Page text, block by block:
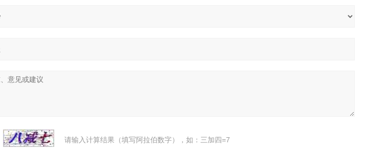
请输入计算结果（填写阿拉伯数字），如：三加四=7